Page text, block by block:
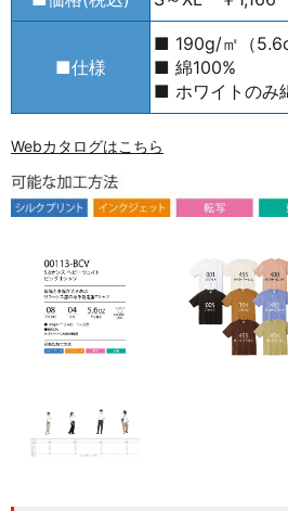
■仕様
■ 190g/㎡（
■ 綿100%
■ ホワイトのみ
Webカタログはこちら